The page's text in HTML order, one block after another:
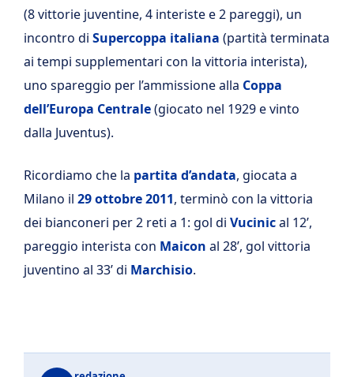
(8 vittorie juventine, 4 interiste e 2 pareggi), un
incontro di Supercoppa italiana (partità terminata
ai tempi supplementari con la vittoria interista),
uno spareggio per l’ammissione alla Coppa
dell’Europa Centrale(giocato nel 1929 e vinto
dalla Juventus).
Ricordiamo che la partita d’andata, giocata a
Milano il 29 ottobre 2011, terminò con la vittoria
dei bianconeri per 2 reti a 1: gol di Vucinical 12’,
pareggio interista con Maicon al 28’, gol vittoria
juventino al 33’ di Marchisio.